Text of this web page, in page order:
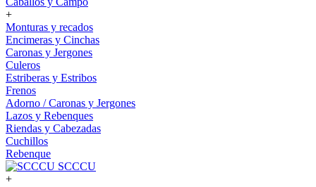
+
Monturas y recados
Encimeras y Cinchas
Caronas y Jergones
Culeros
Estriberas y Estribos
Frenos
Adorno / Caronas y Jergones
Lazos y Rebenques
Riendas y Cabezadas
Cuchillos
Rebenque
SCCCU
+